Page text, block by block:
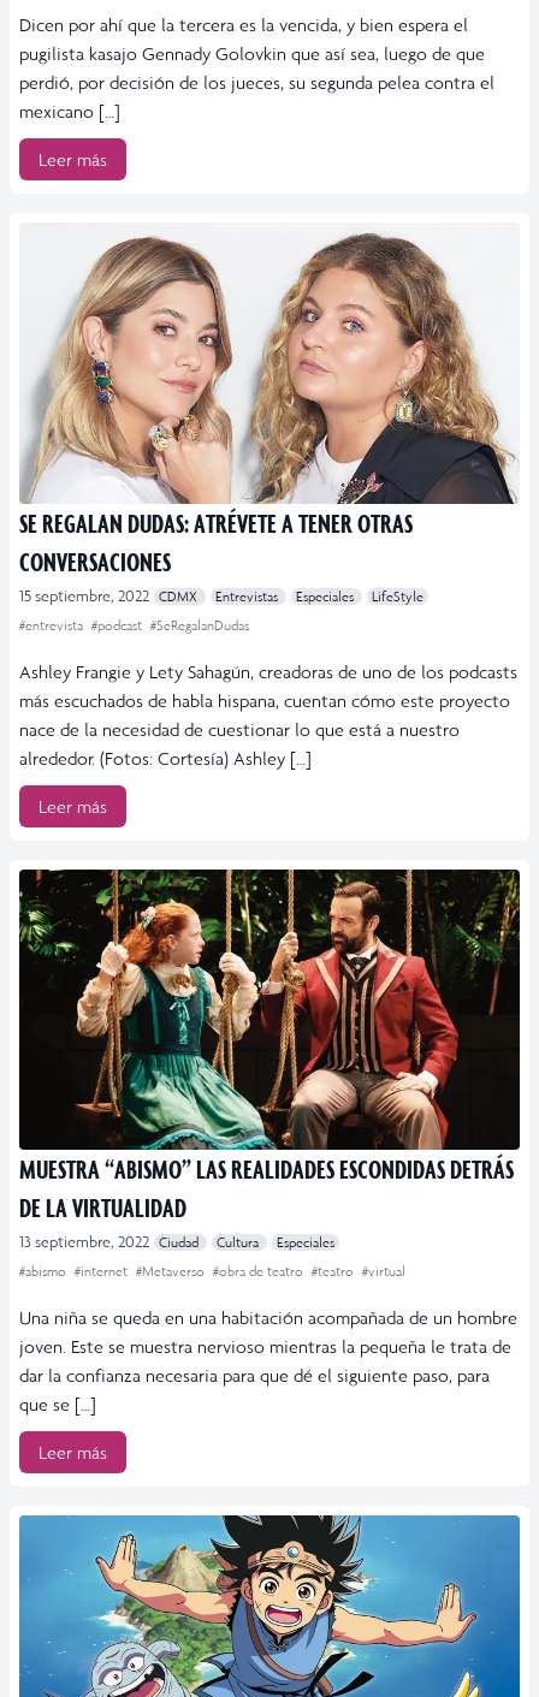
Dicen por ahí que la tercera es la vencida, y bien espera el
pugilista kasajo Gennady Golovkin que así sea, luego de que
perdió, por decisión de los jueces, su segunda pelea contra el
mexicano […]
Leer más
SE REGALAN DUDAS: ATRÉVETE A TENER OTRAS
CONVERSACIONES
15 septiembre, 2022 CDMX Entrevistas Especiales
LifeStyle
#entrevista #podcast #SeRegalanDudas
Ashley Frangie y Lety Sahagún, creadoras de uno de los podcasts
más escuchados de habla hispana, cuentan cómo este proyecto
nace de la necesidad de cuestionar lo que está a nuestro
alrededor. (Fotos: Cortesía) Ashley […]
Leer más
MUESTRA “ABISMO” LAS REALIDADES ESCONDIDAS DETRÁS
DE LA VIRTUALIDAD
13 septiembre, 2022 Ciudad Cultura
Especiales
#abismo #internet #Metaverso #obra de teatro #teatro #virtual
Una niña se queda en una habitación acompañada de un hombre
joven. Este se muestra nervioso mientras la pequeña le trata de
dar la confianza necesaria para que dé el siguiente paso, para
que se […]
Leer más